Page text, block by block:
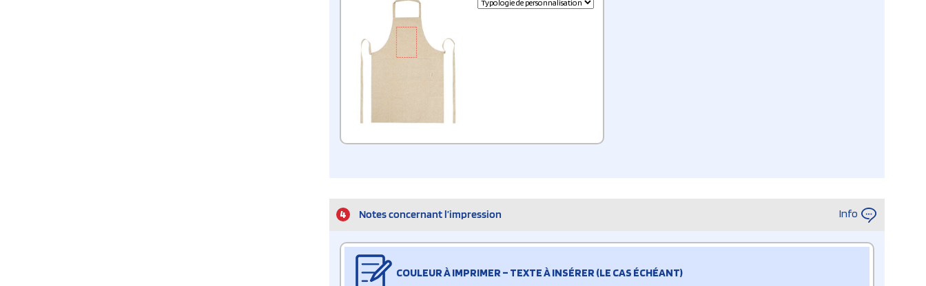
4 Notes concernant l’impression Info
COULEUR À IMPRIMER – TEXTE À INSÉRER (LE CAS ÉCHÉANT)